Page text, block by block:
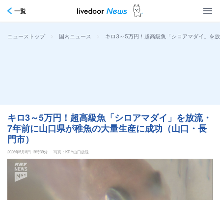
一覧
ニューストップ > 国内ニュース > キロ3～5万円！超高級魚「シロアマダイ」を
キロ3～5万円！超高級魚「シロアマダイ」を放流・
7年前に山口県が稚魚の大量生産に成功（山口・長
門市）
2026年5月8日 19時39分 写真：KRY山口放送